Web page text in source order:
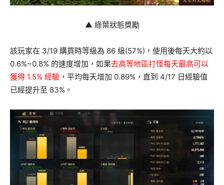
▲ 綠葉狀態獎勵
該玩家在 3/19 購買時等級為 86 級(57%)，使用後每天大約以
0.6%~0.8% 的速度增加，如果去高等地區打怪每天最高可以
獲得 1.5% 經驗 ，平均每天增加 0.89%，直到 4/17 日經驗值
已經提升至 83%。